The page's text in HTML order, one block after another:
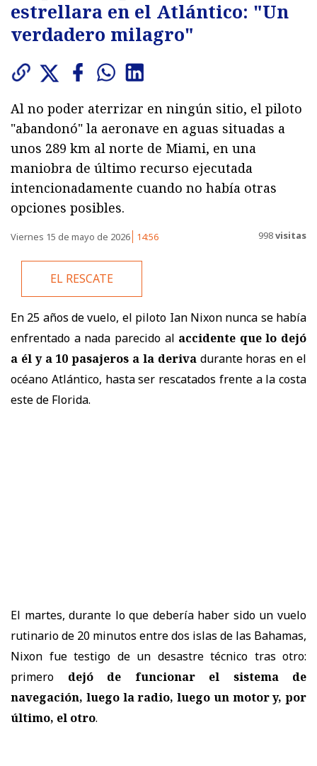
estrellara en el Atlántico: "Un
verdadero milagro"
Al no poder aterrizar en ningún sitio, el piloto
"abandonó" la aeronave en aguas situadas a
unos 289 km al norte de Miami, en una
maniobra de último recurso ejecutada
intencionadamente cuando no había otras
opciones posibles.
Viernes 15 de mayo de 2026 14:56 998visitas
EL RESCATE
En 25 años de vuelo, el piloto Ian Nixon nunca se había
enfrentado a nada parecido al accidente que lo dejó
a él y a 10 pasajeros a la derivadurante horas en el
océano Atlántico, hasta ser rescatados frente a la costa
este de Florida.
El martes, durante lo que debería haber sido un vuelo
rutinario de 20 minutos entre dos islas de las Bahamas,
Nixon fue testigo de un desastre técnico tras otro:
primero dejó de funcionar el sistema de
navegación, luego la radio, luego un motor y, por
último, el otro.